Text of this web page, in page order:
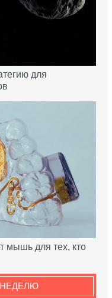
для
мышь для тех, кто